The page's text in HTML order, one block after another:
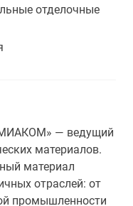
отделочные
— ведущий
материалов.
материал
отраслей: от
промышленности